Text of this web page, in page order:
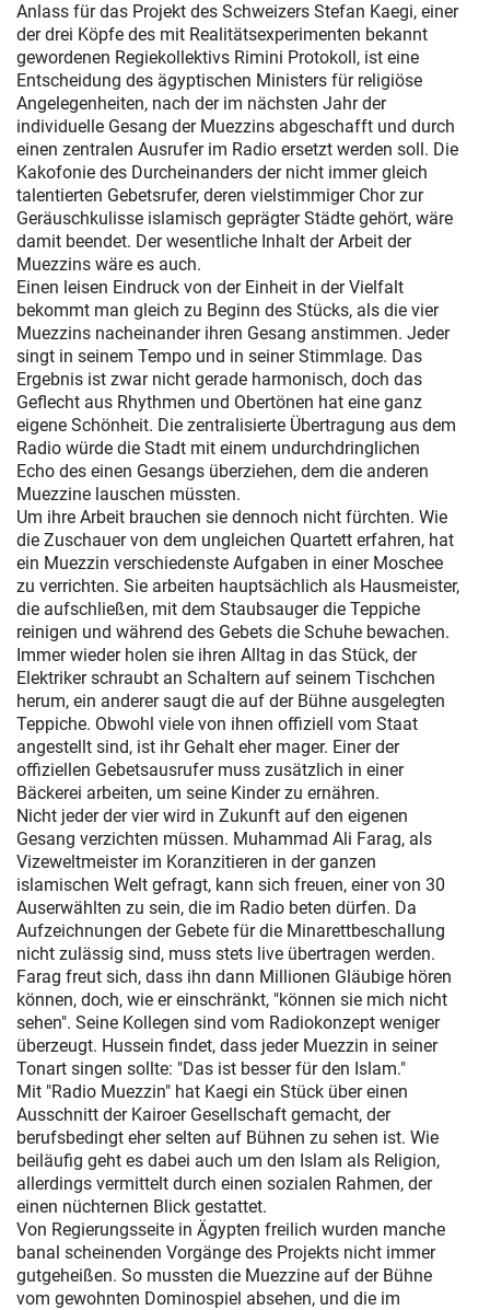
Anlass für das Projekt des Schweizers Stefan Kaegi, einer
der drei Köpfe des mit Realitätsexperimenten bekannt
gewordenen Regiekollektivs Rimini Protokoll, ist eine
Entscheidung des ägyptischen Ministers für religiöse
Angelegenheiten, nach der im nächsten Jahr der
individuelle Gesang der Muezzins abgeschafft und durch
einen zentralen Ausrufer im Radio ersetzt werden soll. Die
Kakofonie des Durcheinanders der nicht immer gleich
talentierten Gebetsrufer, deren vielstimmiger Chor zur
Geräuschkulisse islamisch geprägter Städte gehört, wäre
damit beendet. Der wesentliche Inhalt der Arbeit der
Muezzins wäre es auch.
Einen leisen Eindruck von der Einheit in der Vielfalt
bekommt man gleich zu Beginn des Stücks, als die vier
Muezzins nacheinander ihren Gesang anstimmen. Jeder
singt in seinem Tempo und in seiner Stimmlage. Das
Ergebnis ist zwar nicht gerade harmonisch, doch das
Geflecht aus Rhythmen und Obertönen hat eine ganz
eigene Schönheit. Die zentralisierte Übertragung aus dem
Radio würde die Stadt mit einem undurchdringlichen
Echo des einen Gesangs überziehen, dem die anderen
Muezzine lauschen müssten.
Um ihre Arbeit brauchen sie dennoch nicht fürchten. Wie
die Zuschauer von dem ungleichen Quartett erfahren, hat
ein Muezzin verschiedenste Aufgaben in einer Moschee
zu verrichten. Sie arbeiten hauptsächlich als Hausmeister,
die aufschließen, mit dem Staubsauger die Teppiche
reinigen und während des Gebets die Schuhe bewachen.
Immer wieder holen sie ihren Alltag in das Stück, der
Elektriker schraubt an Schaltern auf seinem Tischchen
herum, ein anderer saugt die auf der Bühne ausgelegten
Teppiche. Obwohl viele von ihnen offiziell vom Staat
angestellt sind, ist ihr Gehalt eher mager. Einer der
offiziellen Gebetsausrufer muss zusätzlich in einer
Bäckerei arbeiten, um seine Kinder zu ernähren.
Nicht jeder der vier wird in Zukunft auf den eigenen
Gesang verzichten müssen. Muhammad Ali Farag, als
Vizeweltmeister im Koranzitieren in der ganzen
islamischen Welt gefragt, kann sich freuen, einer von 30
Auserwählten zu sein, die im Radio beten dürfen. Da
Aufzeichnungen der Gebete für die Minarettbeschallung
nicht zulässig sind, muss stets live übertragen werden.
Farag freut sich, dass ihn dann Millionen Gläubige hören
können, doch, wie er einschränkt, "können sie mich nicht
sehen". Seine Kollegen sind vom Radiokonzept weniger
überzeugt. Hussein findet, dass jeder Muezzin in seiner
Tonart singen sollte: "Das ist besser für den Islam."
Mit "Radio Muezzin" hat Kaegi ein Stück über einen
Ausschnitt der Kairoer Gesellschaft gemacht, der
berufsbedingt eher selten auf Bühnen zu sehen ist. Wie
beiläufig geht es dabei auch um den Islam als Religion,
allerdings vermittelt durch einen sozialen Rahmen, der
einen nüchternen Blick gestattet.
Von Regierungsseite in Ägypten freilich wurden manche
banal scheinenden Vorgänge des Projekts nicht immer
gutgeheißen. So mussten die Muezzine auf der Bühne
vom gewohnten Dominospiel absehen, und die im